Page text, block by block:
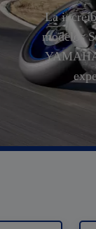
La
modelos